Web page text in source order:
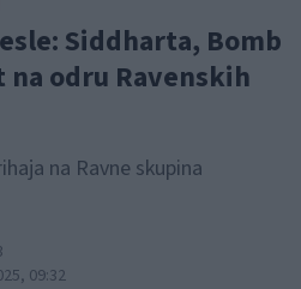
Siddharta, Bomb
odru Ravenskih
na Ravne skupina
09:32